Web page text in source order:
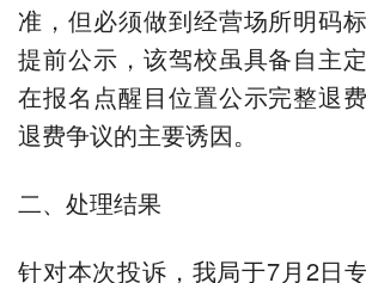
准，但必须做到经营场所明码
提前公示，该驾校虽具备自主
在报名点醒目位置公示完整退
退费争议的主要诱因。
二、处理结果
针对本次投诉，我局于7月2日